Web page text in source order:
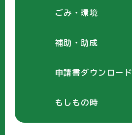
ごみ・環境
補助・助成
申請書ダウンロード
もしもの時